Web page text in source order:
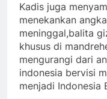
Kadis juga
menekankan
meninggal,balita
khusus di
mengurangi dari
indonesia bervisi
menjadi Indonesia